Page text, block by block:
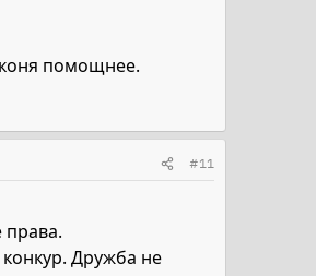
помощнее.
#11
права.
Дружба не